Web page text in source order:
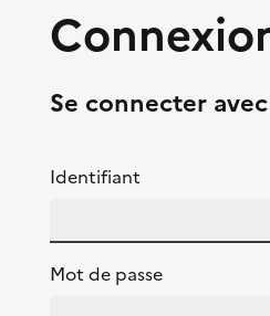
Se connecter
Identifiant
Mot de passe